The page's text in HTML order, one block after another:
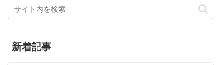
新着記事